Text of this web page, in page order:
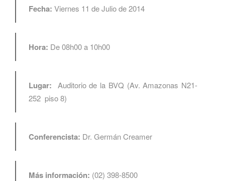
Fecha: Viernes 11 de Julio de 2014
Hora: De 08h00 a 10h00
Lugar:
Auditorio de la BVQ (Av. Amazonas N21-
252 piso 8)
Conferencista: Dr. Germán Creamer
Más información: (02) 398-8500